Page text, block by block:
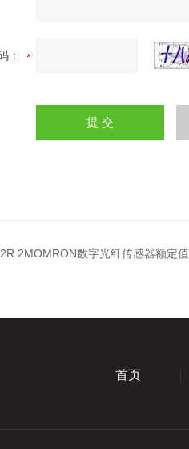
：
2MOMRON数字光纤传感器额定值
首页